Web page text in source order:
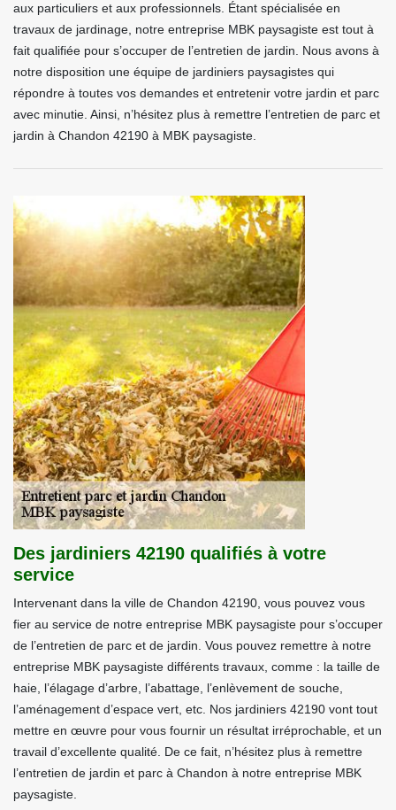
aux particuliers et aux professionnels. Étant spécialisée en
travaux de jardinage, notre entreprise MBK paysagiste est tout à
fait qualifiée pour s’occuper de l’entretien de jardin. Nous avons à
notre disposition une équipe de jardiniers paysagistes qui
répondre à toutes vos demandes et entretenir votre jardin et parc
avec minutie. Ainsi, n’hésitez plus à remettre l’entretien de parc et
jardin à Chandon 42190 à MBK paysagiste.
Des jardiniers 42190 qualifiés à votre
service
Intervenant dans la ville de Chandon 42190, vous pouvez vous
fier au service de notre entreprise MBK paysagiste pour s’occuper
de l’entretien de parc et de jardin. Vous pouvez remettre à notre
entreprise MBK paysagiste différents travaux, comme : la taille de
haie, l’élagage d’arbre, l’abattage, l’enlèvement de souche,
l’aménagement d’espace vert, etc. Nos jardiniers 42190 vont tout
mettre en œuvre pour vous fournir un résultat irréprochable, et un
travail d’excellente qualité. De ce fait, n’hésitez plus à remettre
l’entretien de jardin et parc à Chandon à notre entreprise MBK
paysagiste.